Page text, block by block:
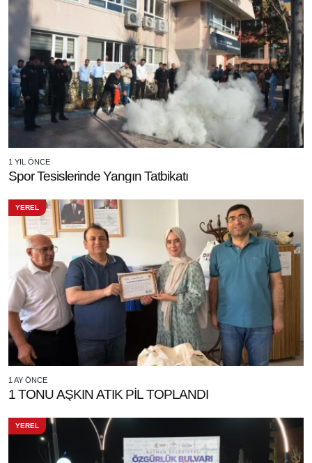
1 YIL ÖNCE
Spor Tesislerinde Yangın Tatbikatı
YEREL
1 AY ÖNCE
1 TONU AŞKIN ATIK PİL TOPLANDI
YEREL